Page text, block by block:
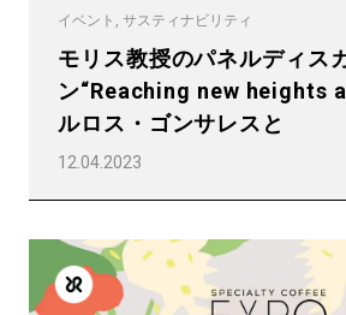
イベント, サスティナビリティ
モリス教授のパネルディス
ン“Reaching new heights
ルロス・ゴンサレスと
12.04.2023